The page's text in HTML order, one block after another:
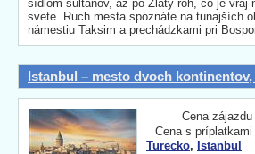
sídlom sultánov, až po Zlatý roh, čo je vraj
svete. Ruch mesta spoznáte na tunajších
námestiu Taksim a prechádzkami pri
Istanbul – mesto dvoch
Cena zájazdu
Cena s príplatkami
Turecko, Istanbul